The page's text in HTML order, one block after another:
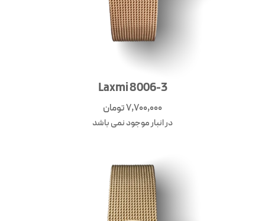
Laxmi 8006-3
7,700,000تومان
در انبار موجود نمی باشد